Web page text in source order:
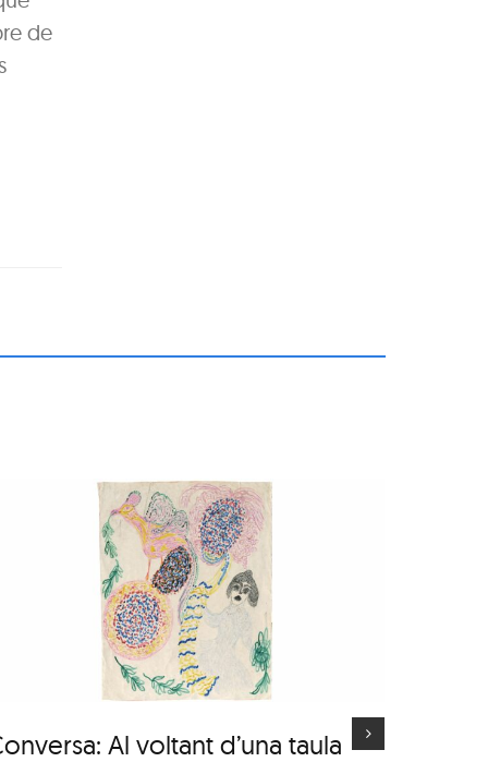
de
Al voltant d’una taula
Visita guiada a
l’exposició “Deus”
d’Isabel Banal